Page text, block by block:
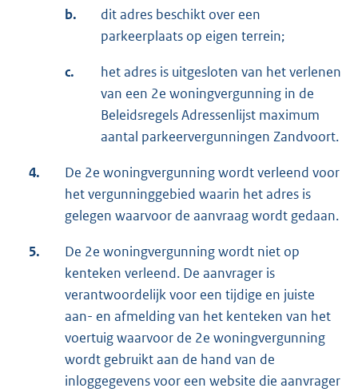
b.
dit adres beschikt over een
parkeerplaats op eigen terrein;
c.
het adres is uitgesloten van het verlenen
van een 2e woningvergunning in de
Beleidsregels Adressenlijst maximum
aantal parkeervergunningen Zandvoort.
4.
De 2e woningvergunning wordt verleend voor
het vergunninggebied waarin het adres is
gelegen waarvoor de aanvraag wordt gedaan.
5.
De 2e woningvergunning wordt niet op
kenteken verleend. De aanvrager is
verantwoordelijk voor een tijdige en juiste
aan- en afmelding van het kenteken van het
voertuig waarvoor de 2e woningvergunning
wordt gebruikt aan de hand van de
inloggegevens voor een website die aanvrager